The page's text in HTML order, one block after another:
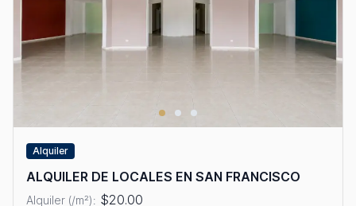
Alquiler
ALQUILER DE LOCALES EN SAN FRANCISCO
Alquiler (/m²): $20.00